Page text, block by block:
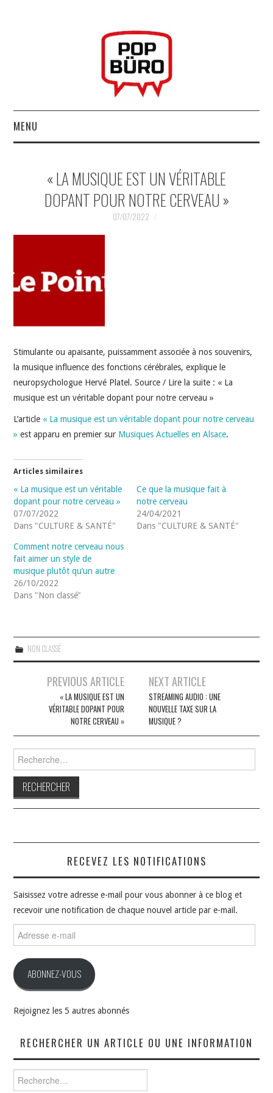
MENU
MUSIQUESACTUELLES.NET
INDÉPENDANTS
« LA MUSIQUE EST UN VÉRITABLE
DOPANT POUR NOTRE CERVEAU »
07/07/2022
Stimulante ou apaisante, puissamment associée à nos souvenirs,
la musique influence des fonctions cérébrales, explique le
neuropsychologue Hervé Platel. Source / Lire la suite : « La
musique est un véritable dopant pour notre cerveau »
L’article « La musique est un véritable dopant pour notre cerveau
» est apparu en premier sur Musiques Actuelles en Alsace.
Articles similaires
« La musique est un véritable
dopant pour notre cerveau »
07/07/2022
Dans "CULTURE & SANTÉ"
Ce que la musique fait à
notre cerveau
24/04/2021
Dans "CULTURE & SANTÉ"
Comment notre cerveau nous
fait aimer un style de
musique plutôt qu’un autre
26/10/2022
Dans "Non classé"
NON CLASSÉ
Navigation
articles
PREVIOUS ARTICLE
« LA MUSIQUE EST UN
VÉRITABLE DOPANT POUR
NOTRE CERVEAU »
NEXT ARTICLE
STREAMING AUDIO : UNE
NOUVELLE TAXE SUR LA
MUSIQUE ?
RECEVEZ LES NOTIFICATIONS
Saisissez votre adresse e-mail pour vous abonner à ce blog et
recevoir une notification de chaque nouvel article par e-mail.
e-
ABONNEZ-VOUS
Rejoignez les 5 autres abonnés
RECHERCHER UN ARTICLE OU UNE INFORMATION